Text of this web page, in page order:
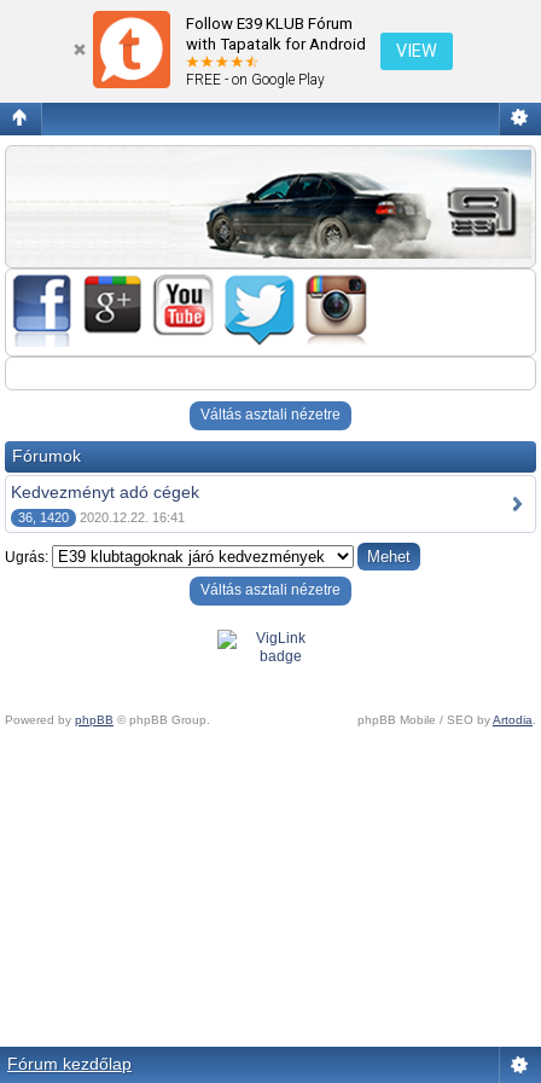
Follow E39 KLUB Fórum
with Tapatalk for Android
FREE - on Google Play
VIEW
E39 klubtagoknak járó kedvezmények
Váltás asztali nézetre
Fórumok
Kedvezményt adó cégek
36, 1420 2020.12.22. 16:41
Ugrás:
Váltás asztali nézetre
Powered by phpBB © phpBB Group. phpBB Mobile / SEO byArtodia.
Fórum kezdőlap